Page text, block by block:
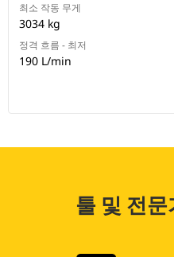
최소 작동 무게
3034 kg
정격 흐름 - 최저
190 L/min
툴 및 전문